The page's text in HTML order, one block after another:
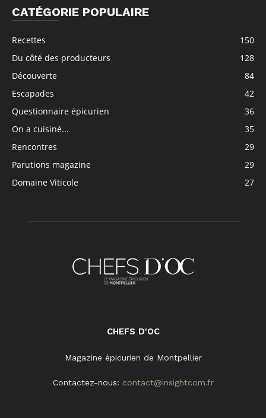
CATÉGORIE POPULAIRE
Recettes
150
Du côté des producteurs
128
Découverte
84
Escapades
42
Questionnaire épicurien
36
On a cuisiné...
35
Rencontres
29
Parutions magazine
29
Domaine Viticole
27
CHEFS D'OC
Magazine épicurien de Montpellier
Contactez-nous: contact@insightcom.fr